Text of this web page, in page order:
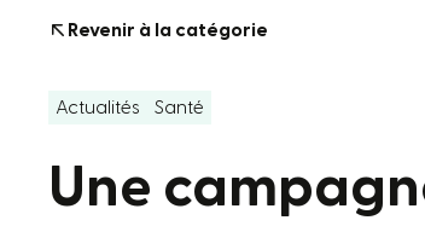
Revenir à la catégorie
Actualités Santé
Une